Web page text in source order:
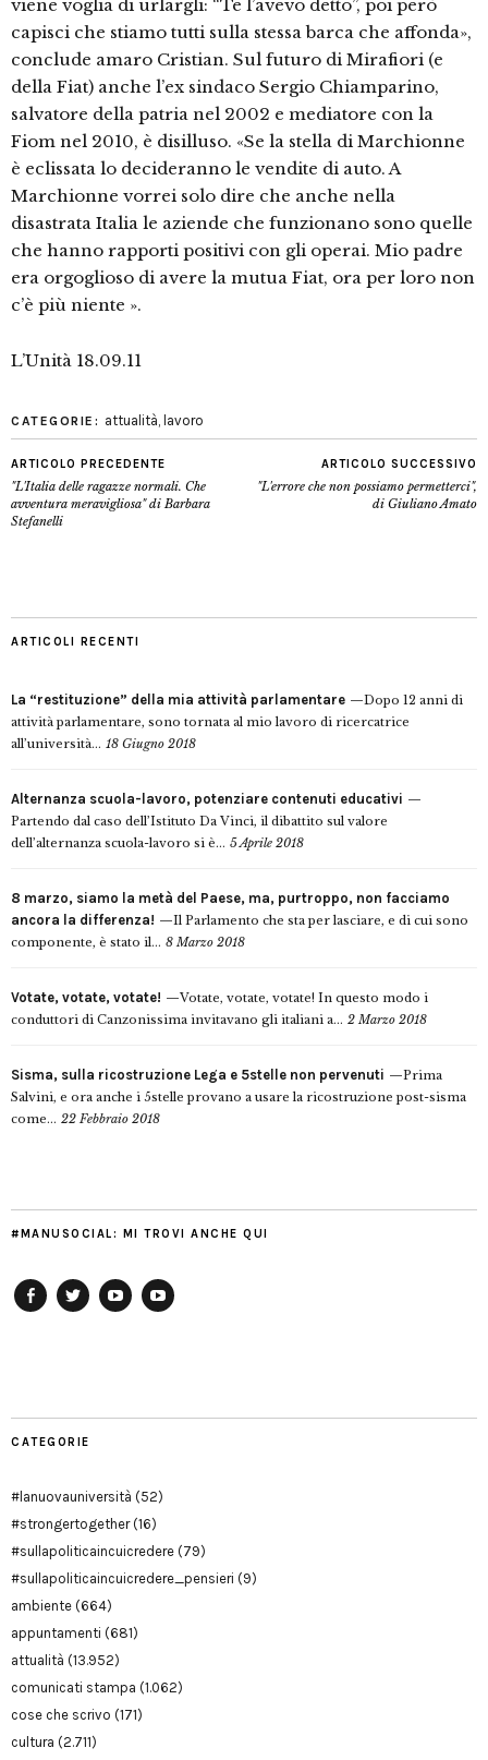
viene voglia di urlargli: “Te l’avevo detto”, poi però
capisci che stiamo tutti sulla stessa barca che affonda»,
conclude amaro Cristian. Sul futuro di Mirafiori (e
della Fiat) anche l’ex sindaco Sergio Chiamparino,
salvatore della patria nel 2002 e mediatore con la
Fiom nel 2010, è disilluso. «Se la stella di Marchionne
è eclissata lo decideranno le vendite di auto. A
Marchionne vorrei solo dire che anche nella
disastrata Italia le aziende che funzionano sono quelle
che hanno rapporti positivi con gli operai. Mio padre
era orgoglioso di avere la mutua Fiat, ora per loro non
c’è più niente ».
L’Unità 18.09.11
CATEGORIE: attualità, lavoro
ARTICOLO PRECEDENTE
"L'Italia delle ragazze normali. Che
avventura meravigliosa" di Barbara
Stefanelli
ARTICOLO SUCCESSIVO
"L'errore che non possiamo permetterci",
di Giuliano Amato
ARTICOLI RECENTI
La “restituzione” della mia attività parlamentare
Dopo 12 anni di
attività parlamentare, sono tornata al mio lavoro di ricercatrice
all’università... 18 Giugno 2018
Alternanza scuola-lavoro, potenziare contenuti educativi
Partendo dal caso dell’Istituto Da Vinci, il dibattito sul valore
dell’alternanza scuola-lavoro si è... 5 Aprile 2018
8 marzo, siamo la metà del Paese, ma, purtroppo, non facciamo
ancora la differenza!
Il Parlamento che sta per lasciare, e di cui sono
componente, è stato il... 8 Marzo 2018
Votate, votate, votate!
Votate, votate, votate! In questo modo i
conduttori di Canzonissima invitavano gli italiani a... 2 Marzo 2018
Sisma, sulla ricostruzione Lega e 5stelle non pervenuti
Prima
Salvini, e ora anche i 5stelle provano a usare la ricostruzione post-sisma
come... 22 Febbraio 2018
#MANUSOCIAL: MI TROVI ANCHE QUI
CATEGORIE
#lanuovauniversità (52)
#strongertogether(16)
#sullapoliticaincuicredere (79)
#sullapoliticaincuicredere_pensieri (9)
ambiente (664)
appuntamenti (681)
attualità (13.952)
comunicati stampa (1.062)
cose che scrivo (171)
cultura (2.711)